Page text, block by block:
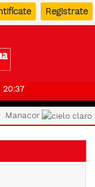
Registrate
Manacor